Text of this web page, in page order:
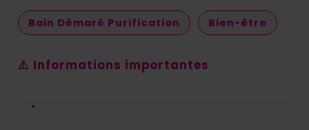
Bain Démaré Purification Bien-être
⚠️ Informations importantes
•